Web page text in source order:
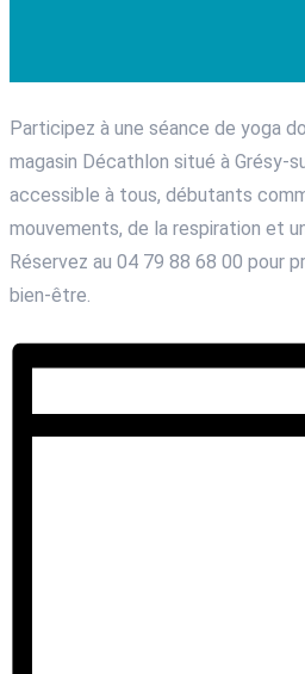
Participez à une séance de yoga
magasin Décathlon situé à Grésy-
accessible à tous, débutants
mouvements, de la respiration et
Réservez au 04 79 88 68 00 pour
bien-être.